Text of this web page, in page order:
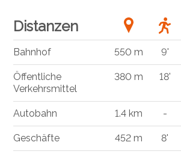
Distanzen
Bahnhof 550 m 9'
Öffentliche
Verkehrsmittel
380 m 18'
Autobahn 1.4 km -
Geschäfte 452 m 8'